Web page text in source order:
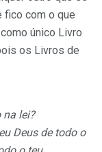
fico com o que
único Livro
os Livros de
na lei?
Deus de todo o